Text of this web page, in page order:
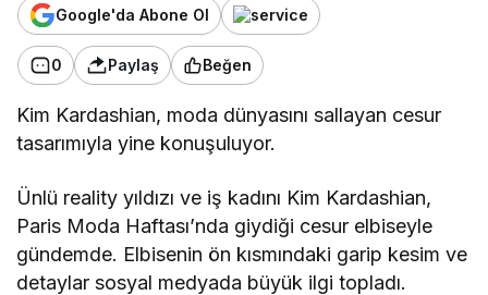
Google'da Abone Ol
0 Paylaş Beğen
Kim Kardashian, moda dünyasını sallayan cesur
tasarımıyla yine konuşuluyor.
Ünlü reality yıldızı ve iş kadını Kim Kardashian,
Paris Moda Haftası’nda giydiği cesur elbiseyle
gündemde. Elbisenin ön kısmındaki garip kesim ve
detaylar sosyal medyada büyük ilgi topladı.